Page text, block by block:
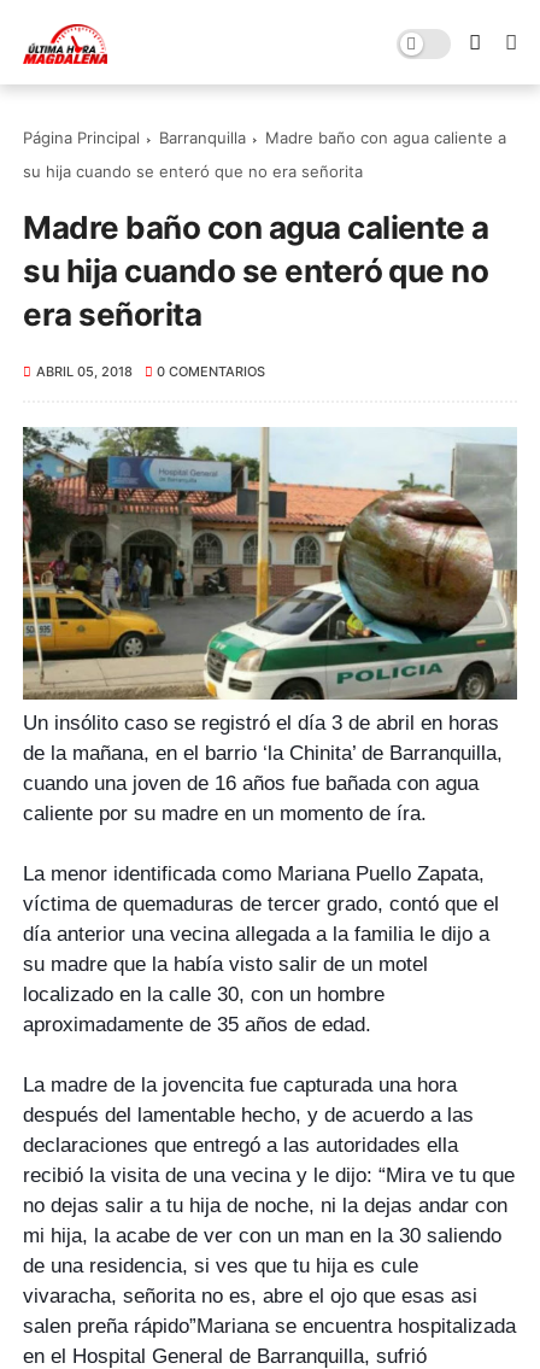
Página Principal Barranquilla
Madre baño con agua caliente a
su hija cuando se enteró que no era señorita
Madre baño con agua caliente a
su hija cuando se enteró que no
era señorita
ABRIL 05, 2018 0 COMENTARIOS
Un insólito caso se registró el día 3 de abril en horas
de la mañana, en el barrio ‘la Chinita’ de Barranquilla,
cuando una joven de 16 años fue bañada con agua
caliente por su madre en un momento de íra.
La menor identificada como Mariana Puello Zapata,
víctima de quemaduras de tercer grado, contó que el
día anterior una vecina allegada a la familia le dijo a
su madre que la había visto salir de un motel
localizado en la calle 30, con un hombre
aproximadamente de 35 años de edad.
La madre de la jovencita fue capturada una hora
después del lamentable hecho, y de acuerdo a las
declaraciones que entregó a las autoridades ella
recibió la visita de una vecina y le dijo: “Mira ve tu que
no dejas salir a tu hija de noche, ni la dejas andar con
mi hija, la acabe de ver con un man en la 30 saliendo
de una residencia, si ves que tu hija es cule
vivaracha, señorita no es, abre el ojo que esas asi
salen preña rápido”Mariana se encuentra hospitalizada
en el Hospital General de Barranquilla, sufrió